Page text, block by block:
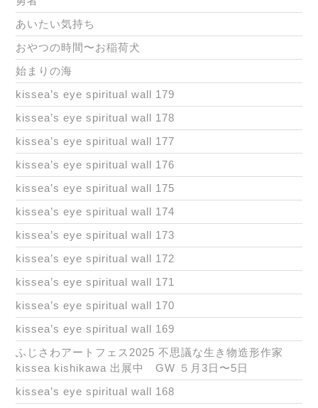
あいたい気持ち
おやつの時間〜お稲荷犬
始まりの海
kissea’s eye spiritual wall 179
kissea’s eye spiritual wall 178
kissea’s eye spiritual wall 177
kissea’s eye spiritual wall 176
kissea’s eye spiritual wall 175
kissea’s eye spiritual wall 174
kissea’s eye spiritual wall 173
kissea’s eye spiritual wall 172
kissea’s eye spiritual wall 171
kissea’s eye spiritual wall 170
kissea’s eye spiritual wall 169
ふじさわアートフェス2025 不思議な生き物造形作家
kissea kishikawa 出展中 GW ５月3日〜5日
kissea’s eye spiritual wall 168